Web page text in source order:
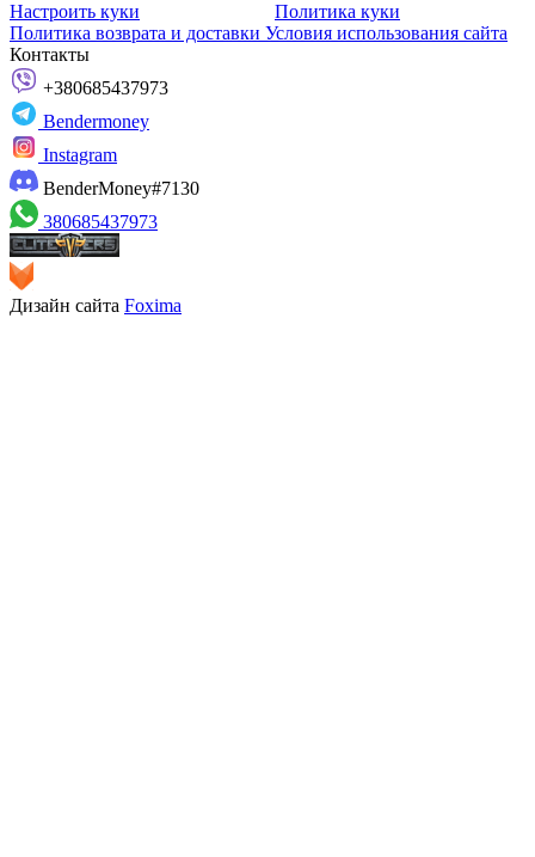
Настроить куки
Политика куки
Политика возврата и доставки Условия использования сайта
Контакты
+380685437973
Bendermoney
Instagram
BenderMoney#7130
380685437973
Дизайн сайта Foxima